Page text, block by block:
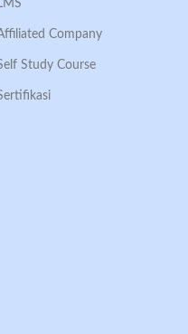
Company
Study Course